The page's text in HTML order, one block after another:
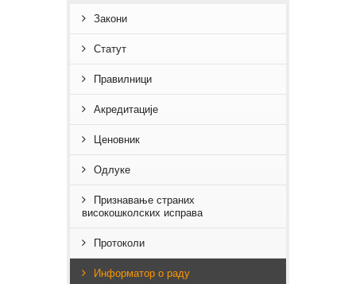
Закони
Статут
Правилници
Акредитације
Ценовник
Одлуке
Признавање страних
високошколских исправа
Протоколи
Информатор о раду